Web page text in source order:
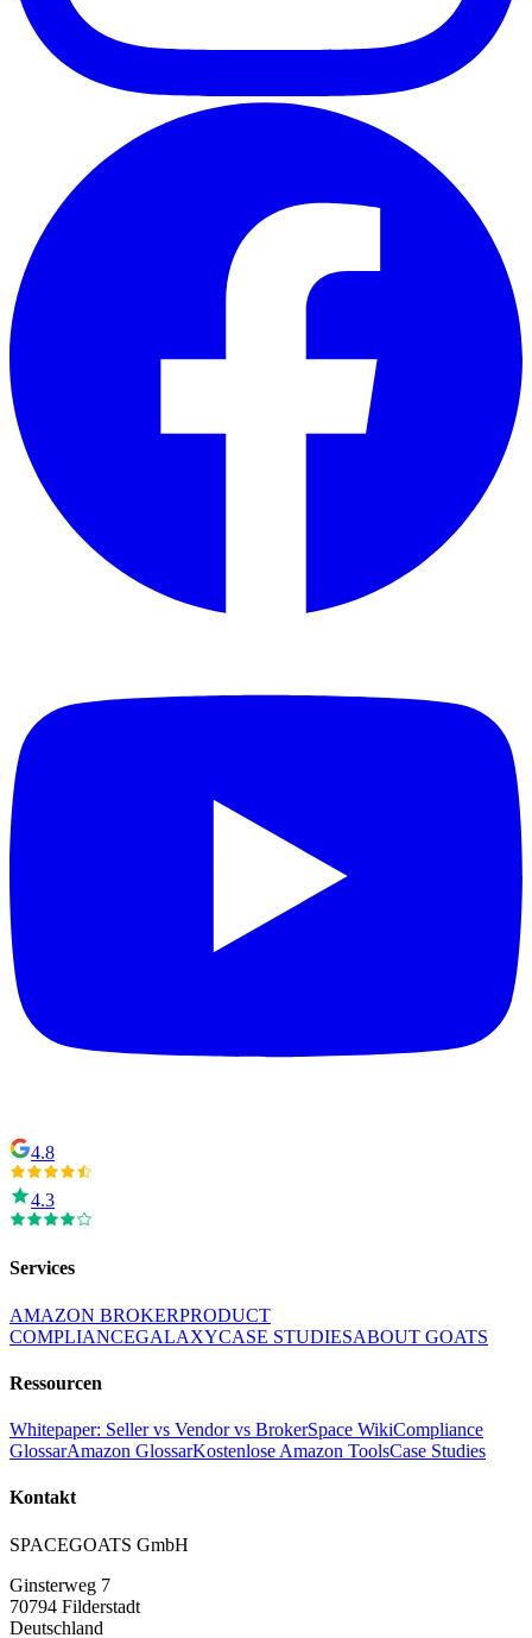
4.8
4.3
Services
AMAZON BROKERPRODUCT
COMPLIANCEGALAXYCASE STUDIESABOUT GOATS
Ressourcen
Whitepaper: Seller vs Vendor vs BrokerSpace WikiCompliance
GlossarAmazon GlossarKostenlose Amazon ToolsCase Studies
Kontakt
SPACEGOATS GmbH
Ginsterweg 7
70794 Filderstadt
Deutschland